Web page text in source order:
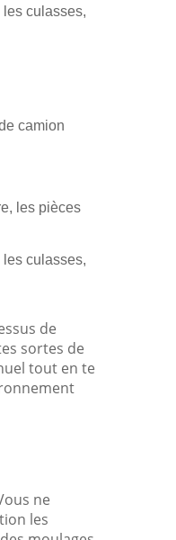
culasses,
camion
les pièces
culasses,
de
sortes de
tout en te
ne
les